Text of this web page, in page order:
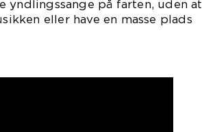
yndlingssange på farten, uden at
eller have en masse plads